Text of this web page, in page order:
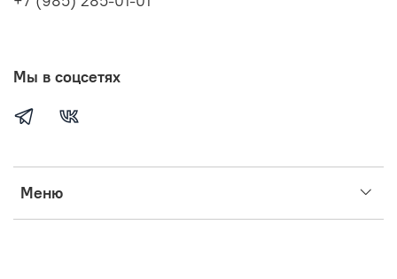
Меню
Мы в соцсетях